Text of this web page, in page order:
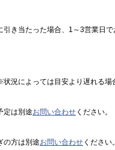
き当たった場合、1～3営業日で
況によっては目安より遅れる場
定は別途お問い合わせ ください。
の方は別途お問い合わせ ください。